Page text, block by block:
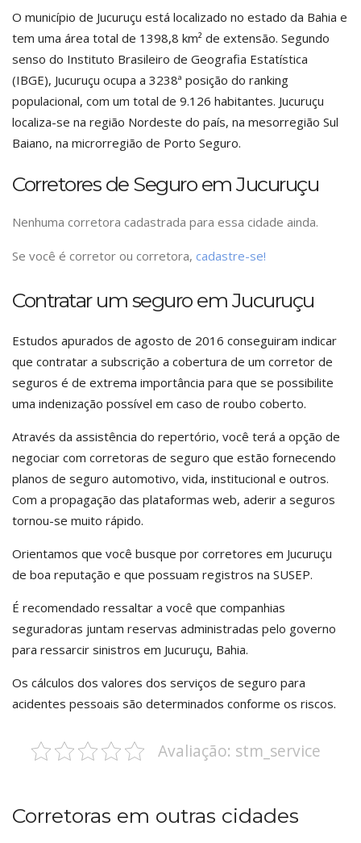
O município de Jucuruçu está localizado no estado da Bahia e
tem uma área total de 1398,8 km² de extensão. Segundo
senso do Instituto Brasileiro de Geografia Estatística
(IBGE), Jucuruçu ocupa a 3238ª posição do ranking
populacional, com um total de 9.126 habitantes. Jucuruçu
localiza-se na região Nordeste do país, na mesorregião Sul
Baiano, na microrregião de Porto Seguro.
Corretores de Seguro em Jucuruçu
Nenhuma corretora cadastrada para essa cidade ainda.
Se você é corretor ou corretora, cadastre-se!
Contratar um seguro em Jucuruçu
Estudos apurados de agosto de 2016 conseguiram indicar
que contratar a subscrição a cobertura de um corretor de
seguros é de extrema importância para que se possibilite
uma indenização possível em caso de roubo coberto.
Através da assistência do repertório, você terá a opção de
negociar com corretoras de seguro que estão fornecendo
planos de seguro automotivo, vida, institucional e outros.
Com a propagação das plataformas web, aderir a seguros
tornou-se muito rápido.
Orientamos que você busque por corretores em Jucuruçu
de boa reputação e que possuam registros na SUSEP.
É recomendado ressaltar a você que companhias
seguradoras juntam reservas administradas pelo governo
para ressarcir sinistros em Jucuruçu, Bahia.
Os cálculos dos valores dos serviços de seguro para
acidentes pessoais são determinados conforme os riscos.
Avaliação: stm_service
Corretoras em outras cidades